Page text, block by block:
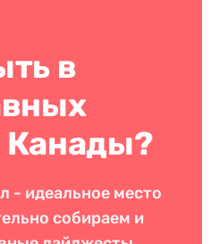
в
Канады?
- идеальное место
собираем и